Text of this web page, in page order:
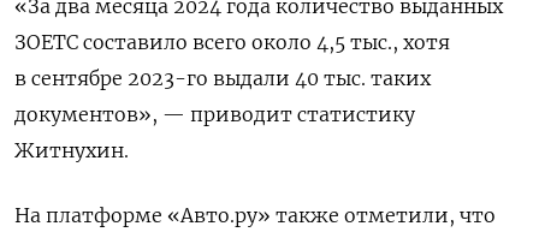
«За два месяца 2024 года количество выданных
ЗОЕТС составило всего около 4,5 тыс., хотя
в сентябре 2023-го выдали 40 тыс. таких
документов», — приводит статистику
Житнухин.
На платформе «Авто.ру» также отметили, что